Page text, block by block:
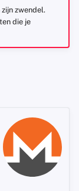
zwendel.
die je